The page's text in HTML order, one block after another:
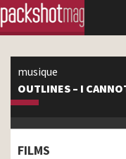
musique
OUTLINES – I
FILMS